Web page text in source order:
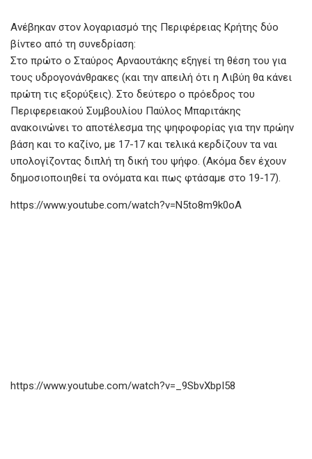
Ανέβηκαν στον λογαριασμό της Περιφέρειας Κρήτης δύο
βίντεο από τη συνεδρίαση:
Στο πρώτο ο Σταύρος Αρναουτάκης εξηγεί τη θέση του για
τους υδρογονάνθρακες (και την απειλή ότι η Λιβύη θα κάνει
πρώτη τις εξορύξεις). Στο δεύτερο ο πρόεδρος του
Περιφερειακού Συμβουλίου Παύλος Μπαριτάκης
ανακοινώνει το αποτέλεσμα της ψηφοφορίας για την πρώην
βάση και το καζίνο, με 17-17 και τελικά κερδίζουν τα ναι
υπολογίζοντας διπλή τη δική του ψήφο. (Ακόμα δεν έχουν
δημοσιοποιηθεί τα ονόματα και πως φτάσαμε στο 19-17).
https://www.youtube.com/watch?v=N5to8m9k0oA
https://www.youtube.com/watch?v=_9SbvXbpI58